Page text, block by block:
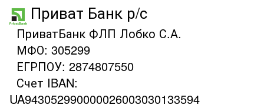
Приват Банк р/с
ПриватБанк ФЛП Лобко С.А.
МФО: 305299
ЕГРПОУ: 2874807550
Счет IBAN:
UA943052990000026003030133594